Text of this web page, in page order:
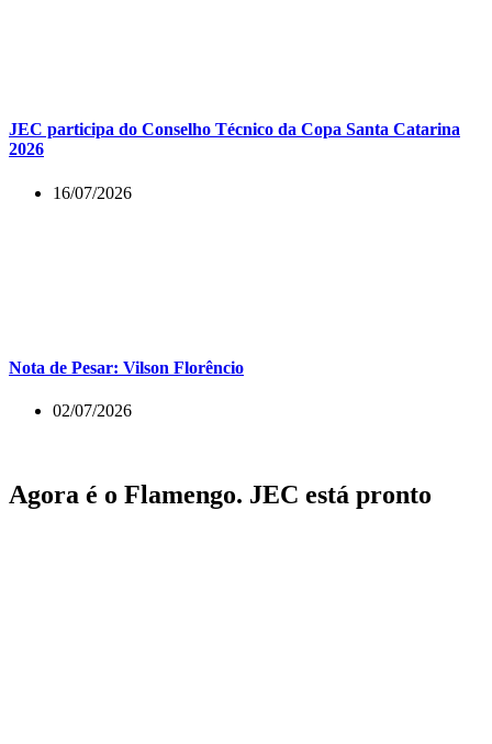
JEC participa do Conselho Técnico da Copa Santa Catarina
2026
16/07/2026
Nota de Pesar: Vilson Florêncio
02/07/2026
Agora é o Flamengo. JEC está pronto